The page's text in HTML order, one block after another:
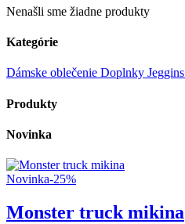
Nenašli sme žiadne produkty
Kategórie
Dámske oblečenie Doplnky Jeggins
Produkty
Novinka
Novinka-25%
Monster truck mikina